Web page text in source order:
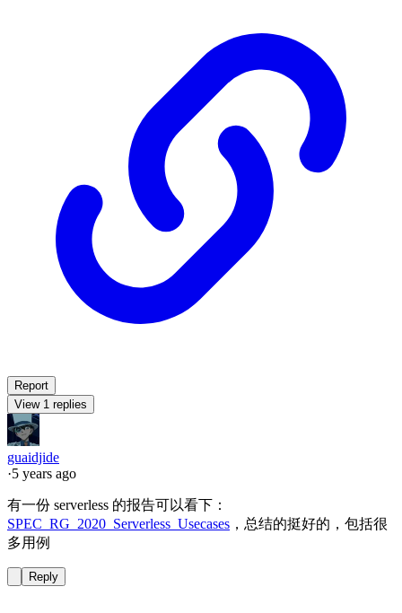
Report
View 1 replies
guaidjide
·5 years ago
有一份 serverless 的报告可以看下：
SPEC_RG_2020_Serverless_Usecases ，总结的挺好的，包括很
多用例
Reply